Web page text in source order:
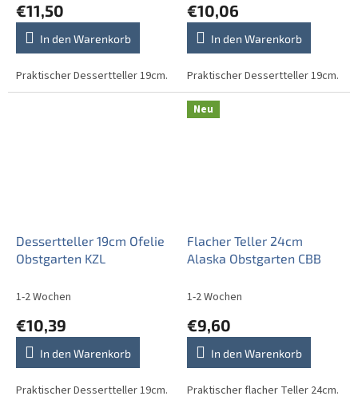
€11,50
In den Warenkorb
Praktischer Dessertteller 19cm.
€10,06
In den Warenkorb
Praktischer Dessertteller 19cm.
Dessertteller 19cm Ofelie
Obstgarten KZL
1-2 Wochen
€10,39
In den Warenkorb
Praktischer Dessertteller 19cm.
Neu
Flacher Teller 24cm
Alaska Obstgarten CBB
1-2 Wochen
€9,60
In den Warenkorb
Praktischer flacher Teller 24cm.